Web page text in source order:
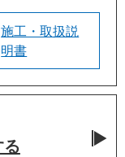
施工・取扱説
明書